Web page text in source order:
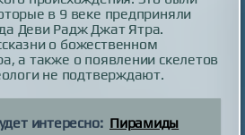
в 9 веке предприняли
Деви Радж Джат Ятра.
о божественном
а также о появлении скелетов
не подтверждают.
интересно: Пирамиды